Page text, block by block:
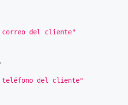
correo del cliente"
,
teléfono del cliente"